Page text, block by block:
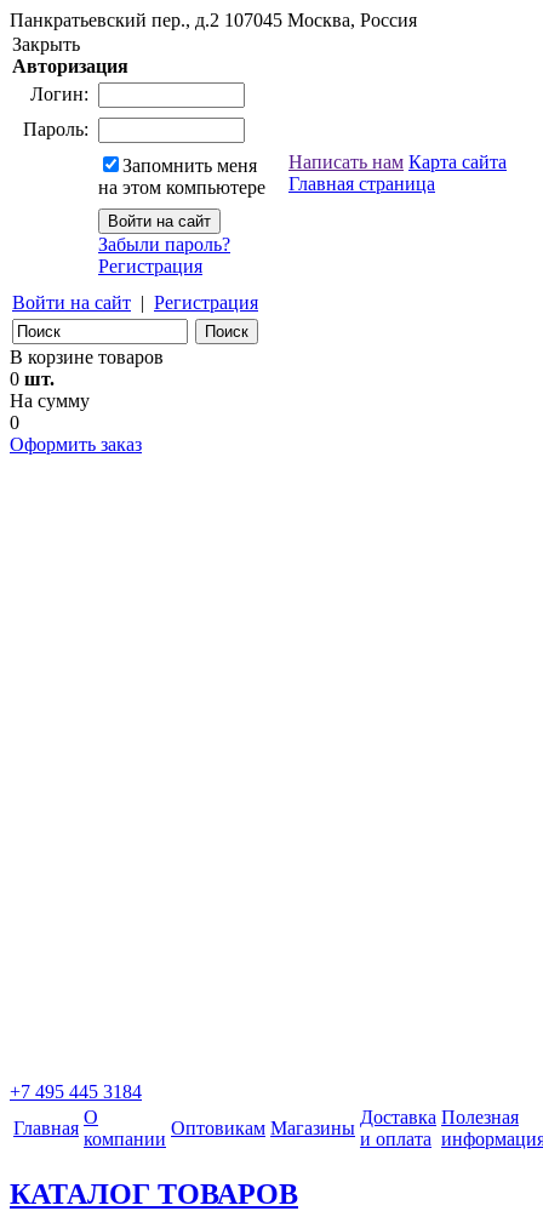
Панкратьевский пер., д.2 107045 Москва, Россия
Закрыть
Авторизация
Логин:
Пароль:
Запомнить меня
на этом компьютере
Забыли пароль?
Регистрация
Войти на сайт | Регистрация
Написать нам Карта сайта
Главная страница
В корзине товаров
0 шт.
На сумму
0
Оформить заказ
+7 495 445 3184
Главная
О
компании
Оптовикам Магазины
Доставка
и оплата
Полезная
КАТАЛОГ ТОВАРОВ